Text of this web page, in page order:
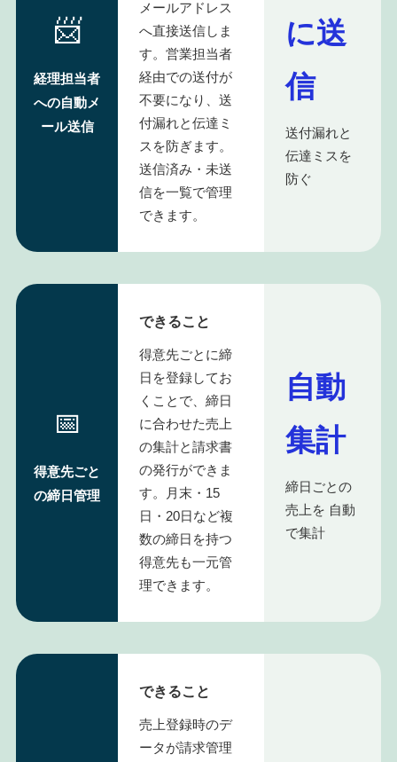
📨
経理担当者
への自動メ
ール送信
メールアドレス
へ直接送信しま
す。営業担当者
経由での送付が
不要になり、送
付漏れと伝達ミ
スを防ぎます。
送信済み・未送
信を一覧で管理
できます。
に送
信
送付漏れと
伝達ミスを
防ぐ
📅
得意先ごと
の締日管理
できること
得意先ごとに締
日を登録してお
くことで、締日
に合わせた売上
の集計と請求書
の発行ができま
す。月末・15
日・20日など複
数の締日を持つ
得意先も一元管
理できます。
自動
集計
締日ごとの
売上を 自動
で集計
できること
売上登録時のデ
ータが請求管理